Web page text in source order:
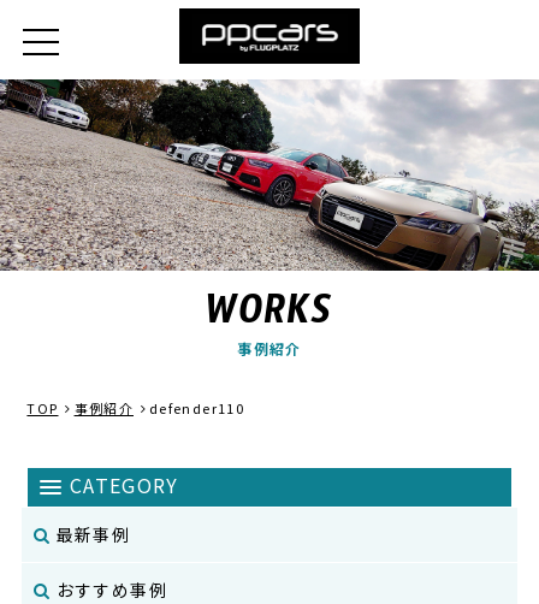
WORKS
事例紹介
TOP 事例紹介 defender110
最新事例
おすすめ事例